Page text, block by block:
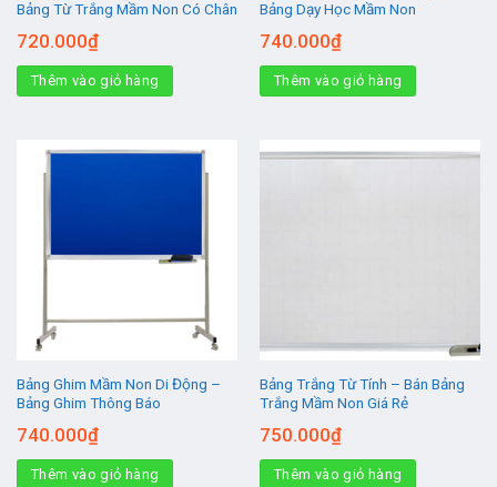
Bảng Từ Trắng Mầm Non Có Chân
720.000₫
Thêm vào giỏ hàng
Bảng Dạy Học Mầm Non
740.000₫
Thêm vào giỏ hàng
Bảng Ghim Mầm Non Di Động –
Bảng Ghim Thông Báo
740.000₫
Thêm vào giỏ hàng
Bảng Trắng Từ Tính – Bán Bảng
Trắng Mầm Non Giá Rẻ
750.000₫
Thêm vào giỏ hàng